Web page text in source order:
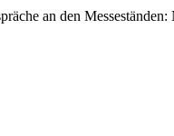
an den